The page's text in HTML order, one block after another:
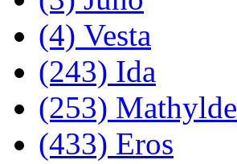
(4) Vesta
(243) Ida
(253) Mathylde
(433) Eros